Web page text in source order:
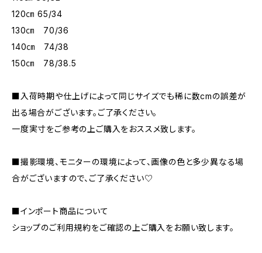
120㎝ 65/34
130㎝ 70/36
140㎝ 74/38
150㎝ 78/38.5
■入荷時期や仕上げによって同じサイズでも稀に数cmの誤差が
出る場合がございます。ご了承ください。
一度実寸をご参考の上ご購入をおススメ致します。
■撮影環境、モニターの環境によって、画像の色と多少異なる場
合がございますので、ご了承ください♡
■インポート商品について
ショップのご利用規約をご確認の上ご購入をお願い致します。